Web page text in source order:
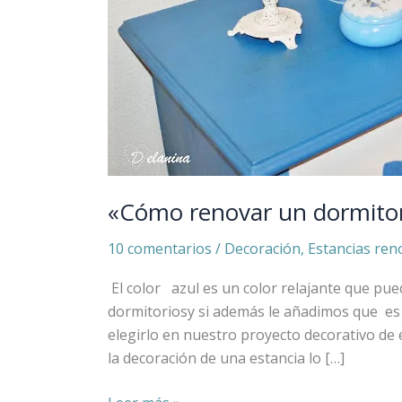
«Cómo renovar un
10 comentarios / Decoración, Estancias
El color azul es un color relajante que
dormitoriosy si además le añadimos que
elegirlo en nuestro proyecto decorativo
la decoración de una estancia lo […]